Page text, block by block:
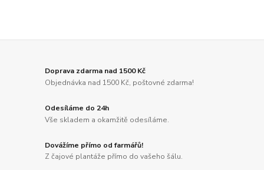
Doprava zdarma nad 1500 Kč
Objednávka nad 1500 Kč, poštovné zdarma!
Odesíláme do 24h
Vše skladem a okamžitě odesíláme.
Dovážíme přímo od farmářů!
Z čajové plantáže přímo do vašeho šálu.